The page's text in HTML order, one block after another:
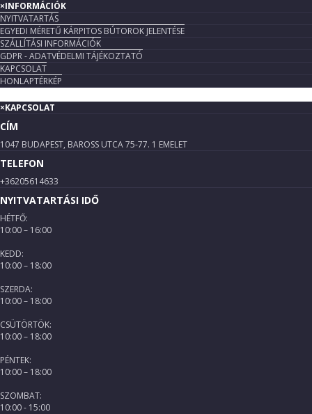
×INFORMÁCIÓK
NYITVATARTÁS
EGYEDI MÉRETŰ KÁRPITOS BÚTOROK JELENTÉSE
SZÁLLÍTÁSI INFORMÁCIÓK
GDPR - ADATVÉDELMI TÁJÉKOZTATÓ
KAPCSOLAT
HONLAPTÉRKÉP
×KAPCSOLAT
CÍM
1047 BUDAPEST, BAROSS UTCA 75-77. 1 EMELET
TELEFON
+36205614633
NYITVATARTÁSI IDŐ
HÉTFŐ:
10:00 – 16:00
KEDD:
10:00 – 18:00
SZERDA:
10:00 – 18:00
CSÜTÖRTÖK:
10:00 – 18:00
PÉNTEK:
10:00 – 18:00
SZOMBAT:
10:00 - 15:00